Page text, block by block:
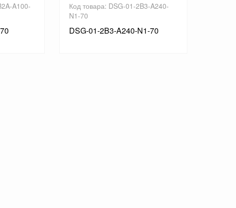
A100-
Код товара: DSG-01-2B3-A240-
N1-70
DSG-01-2B3-A240-N1-70